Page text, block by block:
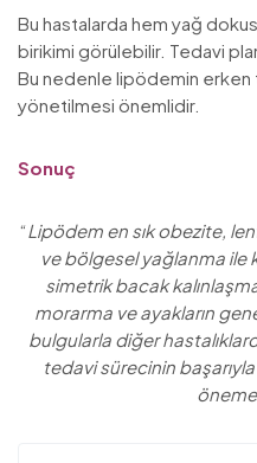
Bu hastalarda hem yağ
birikimi görülebilir. Tedavi
Bu nedenle lipödemin erken
yönetilmesi önemlidir.
Sonuç
“Lipödem en sık obezite,
ve bölgesel yağlanma ile
simetrik bacak
morarma ve ayakların
bulgularla diğer
tedavi sürecinin